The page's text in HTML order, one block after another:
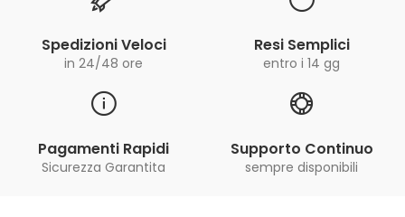
Spedizioni Veloci
in 24/48 ore
Resi Semplici
entro i 14 gg
Pagamenti Rapidi
Sicurezza Garantita
Supporto Continuo
sempre disponibili